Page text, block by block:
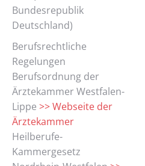
Bundesrepublik
Deutschland)
Berufsrechtliche
Regelungen
Berufsordnung der
Ärztekammer Westfalen-
Lippe >> Webseite der
Ärztekammer
Heilberufe-
Kammergesetz